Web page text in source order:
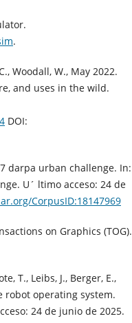
.
Woodall, W., May 2022.
and uses in the wild.
DOI:
darpa urban challenge. In:
U´ ltimo acceso: 24 de
CorpusID:18147969
on Graphics (TOG).
T., Leibs, J., Berger, E.,
robot operating system.
24 de junio de 2025.